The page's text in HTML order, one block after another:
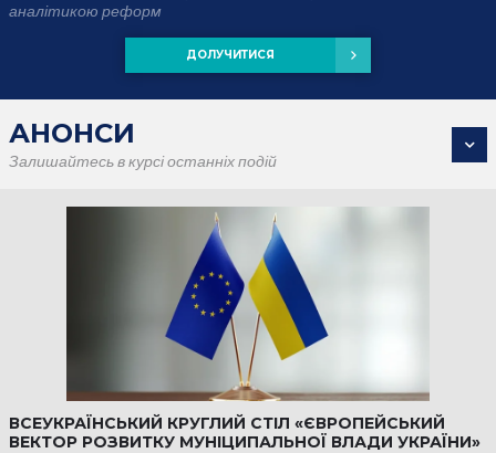
аналітикою реформ
ДОЛУЧИТИСЯ
АНОНСИ
Залишайтесь в курсі останніх подій
ВСЕУКРАЇНСЬКИЙ КРУГЛИЙ СТІЛ «ЄВРОПЕЙСЬКИЙ
ВЕКТОР РОЗВИТКУ МУНІЦИПАЛЬНОЇ ВЛАДИ УКРАЇНИ»